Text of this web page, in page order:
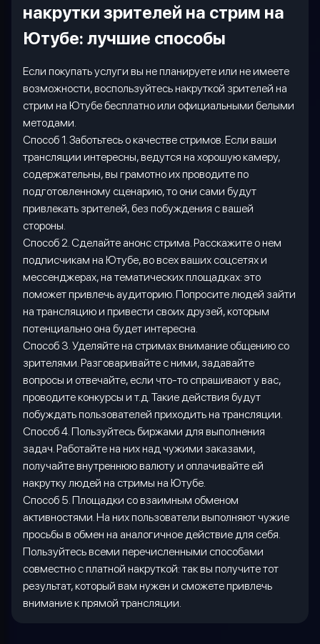
накрутки зрителей на стрим на
Ютубе: лучшие способы
Если покупать услуги вы не планируете или не имеете
возможности, воспользуйтесь накруткой зрителей на
стрим на Ютубе бесплатно или официальными белыми
методами.
Способ 1. Заботьтесь о качестве стримов. Если ваши
трансляции интересны, ведутся на хорошую камеру,
содержательны, вы грамотно их проводите по
подготовленному сценарию, то они сами будут
привлекать зрителей, без побуждения с вашей
стороны.
Способ 2. Сделайте анонс стрима. Расскажите о нем
подписчикам на Ютубе, во всех ваших соцсетях и
мессенджерах, на тематических площадках: это
поможет привлечь аудиторию. Попросите людей зайти
на трансляцию и привести своих друзей, которым
потенциально она будет интересна.
Способ 3. Уделяйте на стримах внимание общению со
зрителями. Разговаривайте с ними, задавайте
вопросы и отвечайте, если что-то спрашивают у вас,
проводите конкурсы и т.д. Такие действия будут
побуждать пользователей приходить на трансляции.
Способ 4. Пользуйтесь биржами для выполнения
задач. Работайте на них над чужими заказами,
получайте внутреннюю валюту и оплачивайте ей
накрутку людей на стримы на Ютубе.
Способ 5. Площадки со взаимным обменом
активностями. На них пользователи выполняют чужие
просьбы в обмен на аналогичное действие для себя.
Пользуйтесь всеми перечисленными способами
совместно с платной накруткой: так вы получите тот
результат, который вам нужен и сможете привлечь
внимание к прямой трансляции.